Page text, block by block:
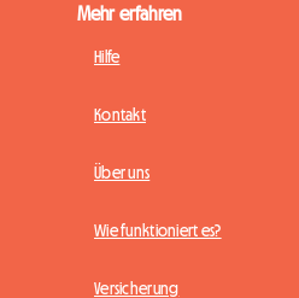
Mehr erfahren
Hilfe
Kontakt
Über uns
Wie funktioniert es?
Versicherung